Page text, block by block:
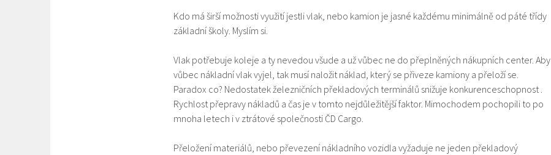
Kdo má širší možnosti využití jestli vlak, nebo kamion je jasné každému minimálně od páté třídy
základní školy. Myslím si.
Vlak potřebuje koleje a ty nevedou všude a už vůbec ne do přeplněných nákupních center. Aby
vůbec nákladní vlak vyjel, tak musí naložit náklad, který se přiveze kamiony a přeloží se.
Paradox co? Nedostatek železničních překladových terminálů snižuje konkurenceschopnost .
Rychlost přepravy nákladů a čas je v tomto nejdůležitější faktor. Mimochodem pochopili to po
mnoha letech i v ztrátové společnosti ČD Cargo.
Přeložení materiálů, nebo převezení nákladního vozidla vyžaduje ne jeden překladový